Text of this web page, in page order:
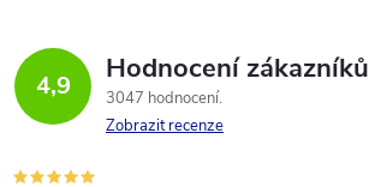
4,9 Hodnocení zákazníků
3047 hodnocení
Zobrazit recenze